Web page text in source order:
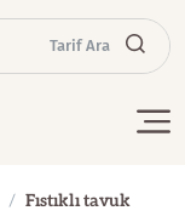
Tarif Ara
Fıstıklı tavuk